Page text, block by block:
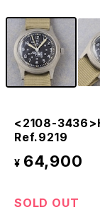
<2108-
Ref.9219
¥ 64,900
SOLD OUT